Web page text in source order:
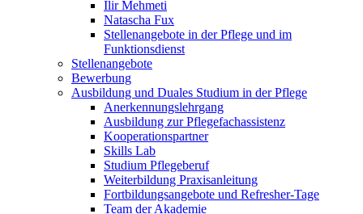
Ilir Mehmeti
Natascha Fux
Stellenangebote in der Pflege und im
Funktionsdienst
Stellenangebote
Bewerbung
Ausbildung und Duales Studium in der Pflege
Anerkennungslehrgang
Ausbildung zur Pflegefachassistenz
Kooperationspartner
Skills Lab
Studium Pflegeberuf
Weiterbildung Praxisanleitung
Fortbildungsangebote und Refresher-Tage
Team der Akademie